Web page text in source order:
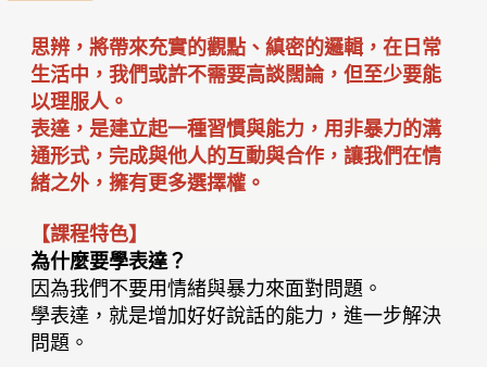
思辨，將帶來充實的觀點、縝密的邏輯，在日常
生活中，我們或許不需要高談闊論，但至少要能
以理服人。
表達，是建立起一種習慣與能力，用非暴力的溝
通形式，完成與他人的互動與合作，讓我們在情
緒之外，擁有更多選擇權。
【課程特色】
為什麼要學表達？
因為我們不要用情緒與暴力來面對問題。
學表達，就是增加好好說話的能力，進一步解決
問題。